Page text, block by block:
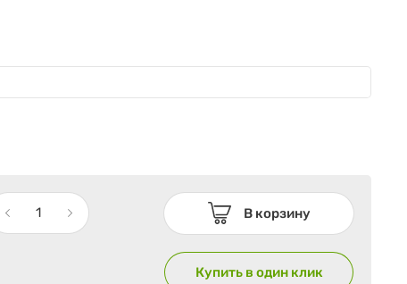
В корзину
Купить в один клик